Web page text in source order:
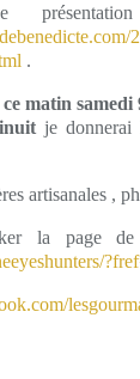
.
ce matin samedi
je donnerai
artisanales ,
la page de